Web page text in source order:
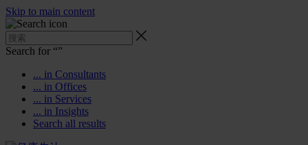
Skip to main content
Search for “”
... in Consultants
... in Offices
... in Services
... in Insights
Search all results